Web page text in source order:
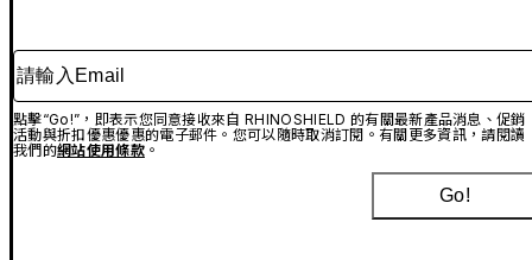
請輸入Email
點擊“Go!”，即表示您同意接收來自 RHINOSHIELD 的有關最新產品消息、促銷
活動與折扣優惠優惠的電子郵件。您可以隨時取消訂閱。有關更多資訊，請閱讀
我們的網站使用條款。
Go!